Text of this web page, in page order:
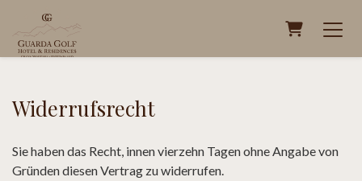
Widerrufsrecht
Sie haben das Recht, innen vierzehn Tagen ohne Angabe von
Gründen diesen Vertrag zu widerrufen.